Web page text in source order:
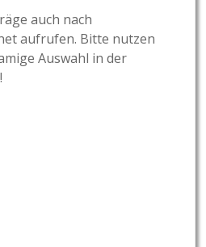
auch nach
aufrufen. Bitte nutzen
Auswahl in der